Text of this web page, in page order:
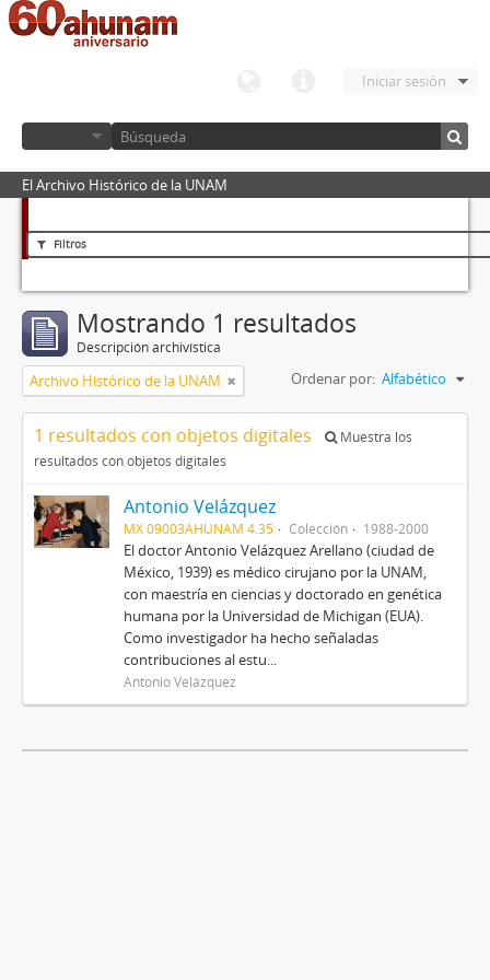
Iniciar sesión
El Archivo Histórico de la UNAM
Filtros
Mostrando 1 resultados
Descripción archivística
Archivo Histórico de la UNAM Ordenar por: Alfabético
1 resultados con objetos digitales
Muestra los
resultados con objetos digitales
Antonio Velázquez
MX 09003AHUNAM 4.35 Colección 1988-2000
El doctor Antonio Velázquez Arellano (ciudad de
México, 1939) es médico cirujano por la UNAM,
con maestría en ciencias y doctorado en genética
humana por la Universidad de Michigan (EUA).
Como investigador ha hecho señaladas
contribuciones al estu...
Antonio Velázquez